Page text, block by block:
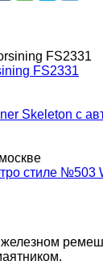
FS2331
Skeleton с
стиле №503